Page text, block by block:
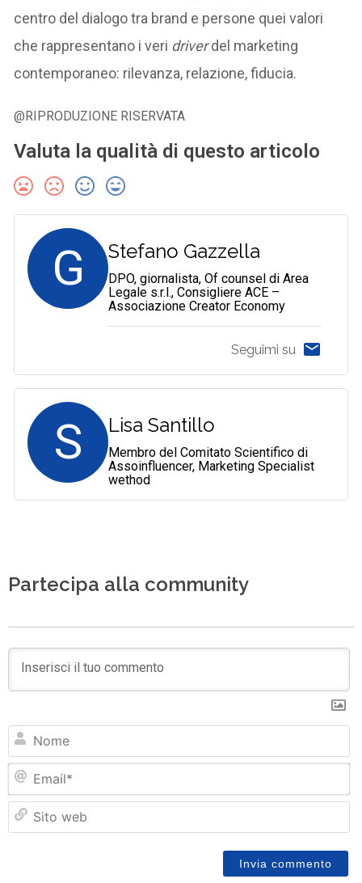
centro del dialogo tra brand e persone quei valori
che rappresentano i veri driverdel marketing
contemporaneo: rilevanza, relazione, fiducia.
@RIPRODUZIONE RISERVATA
Valuta la qualità di questo articolo
G Stefano Gazzella
DPO, giornalista, Of counsel di Area
Legale s.r.l., Consigliere ACE –
Associazione Creator Economy
Seguimi su
S Lisa Santillo
Membro del Comitato Scientifico di
Assoinfluencer, Marketing Specialist
wethod
Partecipa alla community